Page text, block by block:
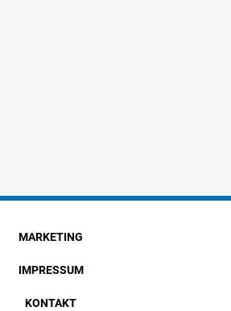
MARKETING
IMPRESSUM
KONTAKT